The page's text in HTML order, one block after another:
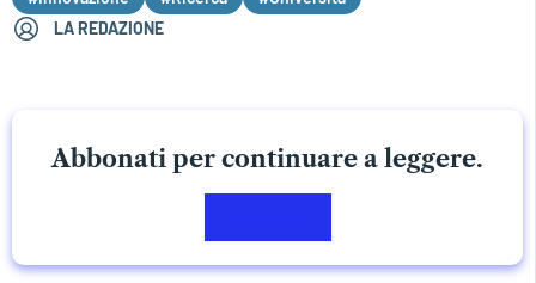
LA REDAZIONE
Abbonati per continuare a leggere.